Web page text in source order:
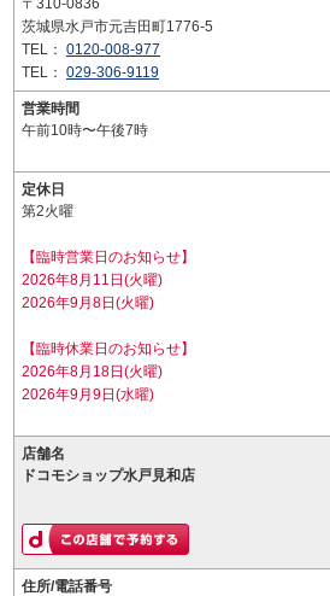
〒310-0836
茨城県水戸市元吉田町1776-5
TEL： 0120-008-977
TEL： 029-306-9119
営業時間
午前10時〜午後7時
定休日
第2火曜
【臨時営業日のお知らせ】
2026年8月11日(火曜)
2026年9月8日(火曜)
【臨時休業日のお知らせ】
2026年8月18日(火曜)
2026年9月9日(水曜)
店舗名
ドコモショップ水戸見和店
住所/電話番号